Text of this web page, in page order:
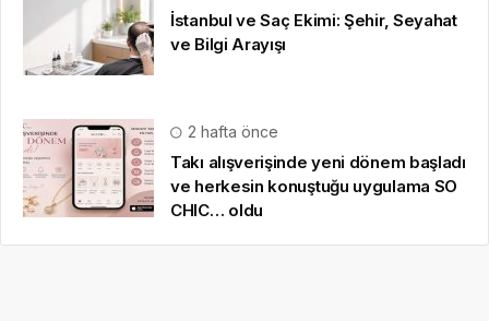
İstanbul ve Saç Ekimi: Şehir, Seyahat
ve Bilgi Arayışı
2 hafta önce
Takı alışverişinde yeni dönem başladı
ve herkesin konuştuğu uygulama SO
CHIC… oldu